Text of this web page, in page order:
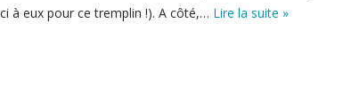
à eux pour ce tremplin !). A côté,… Lire la suite »